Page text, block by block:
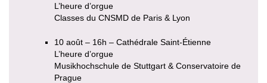
L’heure d’orgue
Classes du CNSMD de Paris & Lyon
10 août – 16h – Cathédrale Saint-Étienne
L’heure d’orgue
Musikhochschule de Stuttgart & Conservatoire de
Prague